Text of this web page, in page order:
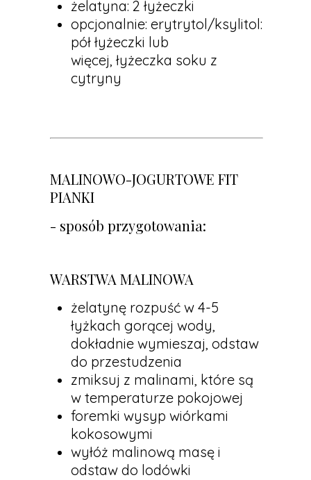
żelatyna: 2 łyżeczki
opcjonalnie: erytrytol/ksylitol:
pół łyżeczki lub
więcej, łyżeczka soku z
cytryny
MALINOWO-JOGURTOWE FIT
PIANKI
- sposób przygotowania:
WARSTWA MALINOWA
żelatynę rozpuść w 4-5
łyżkach gorącej wody,
dokładnie wymieszaj, odstaw
do przestudzenia
zmiksuj z malinami, które są
w temperaturze pokojowej
foremki wysyp wiórkami
kokosowymi
wyłóż malinową masę i
odstaw do lodówki